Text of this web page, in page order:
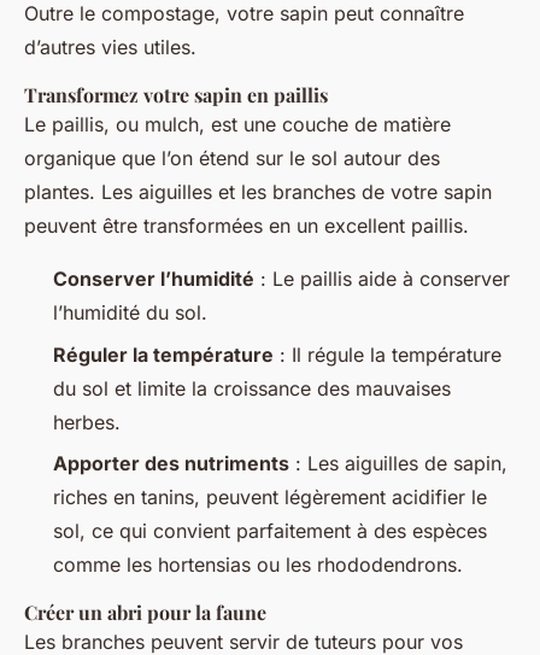
Outre le compostage, votre sapin peut connaître
d’autres vies utiles.
Transformez votre sapin en paillis
Le paillis, ou mulch, est une couche de matière
organique que l’on étend sur le sol autour des
plantes. Les aiguilles et les branches de votre sapin
peuvent être transformées en un excellent paillis.
Conserver l’humidité : Le paillis aide à conserver
l’humidité du sol.
Réguler la température : Il régule la température
du sol et limite la croissance des mauvaises
herbes.
Apporter des nutriments : Les aiguilles de sapin,
riches en tanins, peuvent légèrement acidifier le
sol, ce qui convient parfaitement à des espèces
comme les hortensias ou les rhododendrons.
Créer un abri pour la faune
Les branches peuvent servir de tuteurs pour vos